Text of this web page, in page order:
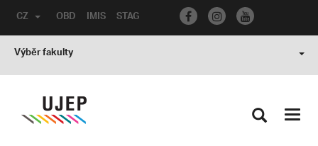
OBD IMIS STAG
CZ
Výběr fakulty